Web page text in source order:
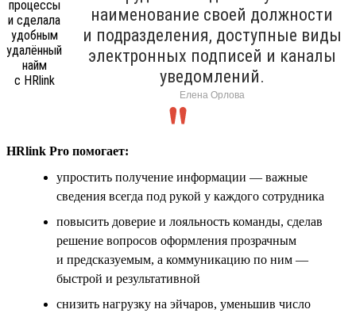
наименование своей должности
и подразделения, доступные виды
электронных подписей и каналы
уведомлений.
Елена Орлова
HRlink Pro помогает:
упростить получение информации — важные
сведения всегда под рукой у каждого сотрудника
повысить доверие и лояльность команды, сделав
решение вопросов оформления прозрачным
и предсказуемым, а коммуникацию по ним —
быстрой и результативной
снизить нагрузку на эйчаров, уменьшив число